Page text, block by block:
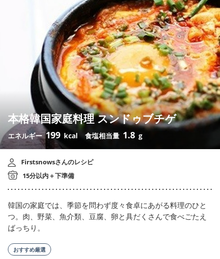
本格韓国家庭料理 スンドゥブチゲ
エネルギー199 kcal 食塩相当量 1.8 g
Firstsnowsさんのレシピ
15分以内＋下準備
韓国の家庭では、季節を問わず度々食卓にあがる料理のひと
つ。肉、野菜、魚介類、豆腐、卵と具だくさんで食べごたえ
ばっちり。
おすすめ厳選